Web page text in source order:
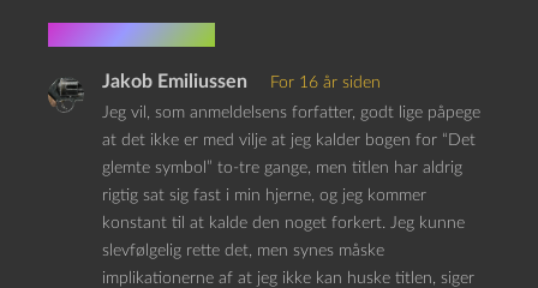
7 kommentarer
Jakob Emiliussen
For 16 år siden
Jeg vil, som anmeldelsens forfatter, godt lige påpege
at det ikke er med vilje at jeg kalder bogen for “Det
glemte symbol” to-tre gange, men titlen har aldrig
rigtig sat sig fast i min hjerne, og jeg kommer
konstant til at kalde den noget forkert. Jeg kunne
slevfølgelig rette det, men synes måske
implikationerne af at jeg ikke kan huske titlen, siger